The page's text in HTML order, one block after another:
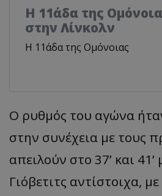
Η 11άδα της
στην Λίνκολν
Η 11άδα της Ομόνοιας
Ο ρυθμός του αγώνα
στην συνέχεια με τους
απειλούν στο 37’ και 41’
Γιόβετιτς αντίστοιχα,